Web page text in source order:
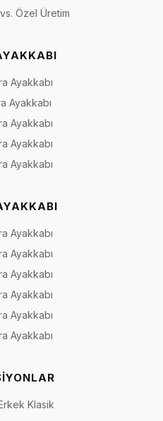
Özel Üretim
Ayakkabı
Ayakkabı
Ayakkabı
Ayakkabı
Ayakkabı
Ayakkabı
Ayakkabı
Ayakkabı
Ayakkabı
Ayakkabı
Ayakkabı
Klasik